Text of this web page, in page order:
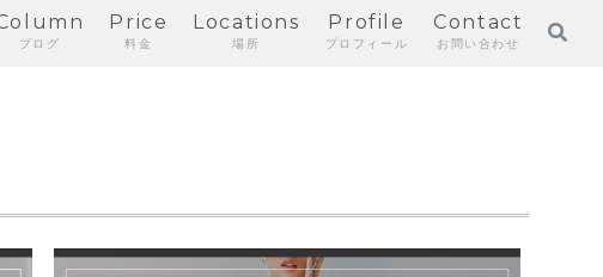
ブログ
Price
料金
Locations
場所
Profile
プロフィール
Contact
お問い合わせ